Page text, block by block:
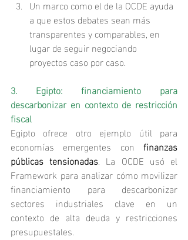
Un marco como el de la OCDE ayuda
a que estos debates sean más
transparentes y comparables, en
lugar de seguir negociando
proyectos caso por caso.
3. Egipto: financiamiento para
descarbonizar en contexto de restricción
fiscal
Egipto ofrece otro ejemplo útil para
economías emergentes con finanzas
públicas tensionadas. La OCDE usó el
Framework para analizar cómo movilizar
financiamiento para descarbonizar
sectores industriales clave en un
contexto de alta deuda y restricciones
presupuestales.